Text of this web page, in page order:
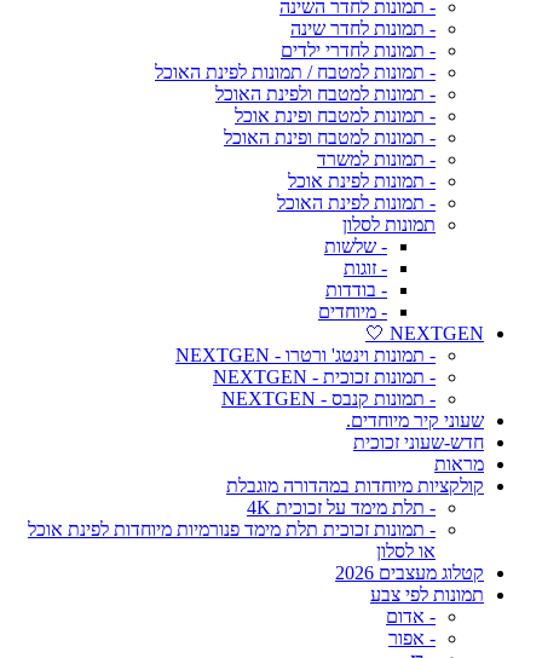
- תמונות לחדר השינה
- תמונות לחדר שינה
- תמונות לחדרי ילדים
- תמונות למטבח / תמונות לפינת האוכל
- תמונות למטבח ולפינת האוכל
- תמונות למטבח ופינת אוכל
- תמונות למטבח ופינת האוכל
- תמונות למשרד
- תמונות לפינת אוכל
- תמונות לפינת האוכל
תמונות לסלון
- שלשות
- זוגות
- בודדות
- מיוחדים
NEXTGEN 🤍
- תמונות וינטג' ורטרו - NEXTGEN
- תמונות זכוכית - NEXTGEN
- תמונות קנבס - NEXTGEN
שעוני קיר מיוחדים.
חדש-שעוני זכוכית
מראות
קולקציות מיוחדות במהדורה מוגבלת
- תלת מימד על זכוכית 4K
- תמונות זכוכית תלת מימד פנורמיות מיוחדות לפינת אוכל
או לסלון
קטלוג מעצבים 2026
תמונות לפי צבע
- אדום
- אפור